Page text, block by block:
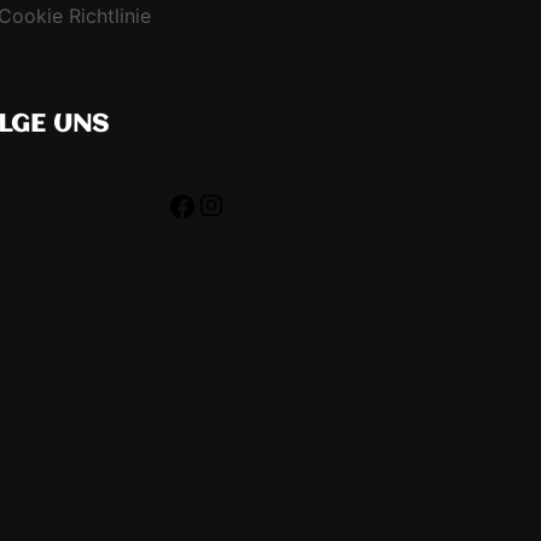
Richtlinie
UNS